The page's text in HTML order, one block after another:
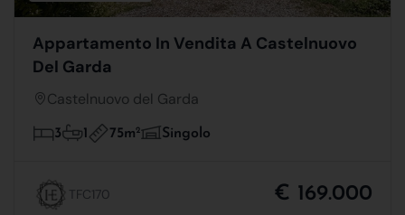
Appartamento In Vendita A Castelnuovo
Del Garda
Castelnuovo del Garda
3 1 75m2 Singolo
TFC170 € 169.000